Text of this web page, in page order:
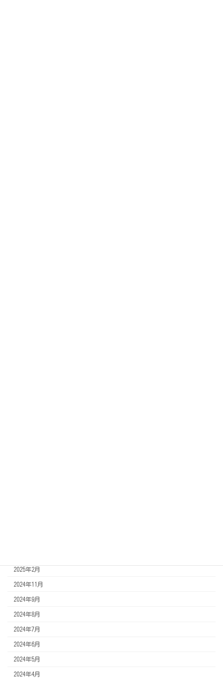
2025年2月
2024年11月
2024年9月
2024年8月
2024年7月
2024年6月
2024年5月
2024年4月